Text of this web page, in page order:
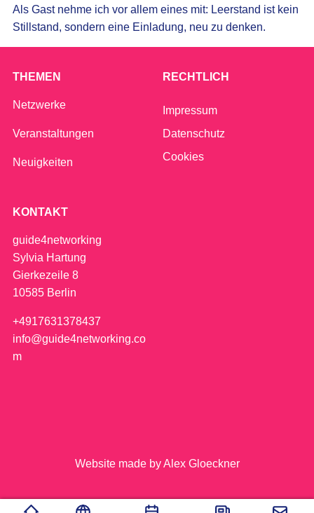
Als Gast nehme ich vor allem eines mit: Leerstand ist kein
Stillstand, sondern eine Einladung, neu zu denken.
THEMEN
Netzwerke
Veranstaltungen
Neuigkeiten
RECHTLICH
Impressum
Datenschutz
Cookies
KONTAKT
guide4networking
Sylvia Hartung
Gierkezeile 8
10585 Berlin
+4917631378437
info@guide4networking.co
m
Website made by Alex Gloeckner